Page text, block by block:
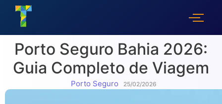
Porto Seguro Bahia 2026:
Guia Completo de Viagem
Porto Seguro 25/02/2026